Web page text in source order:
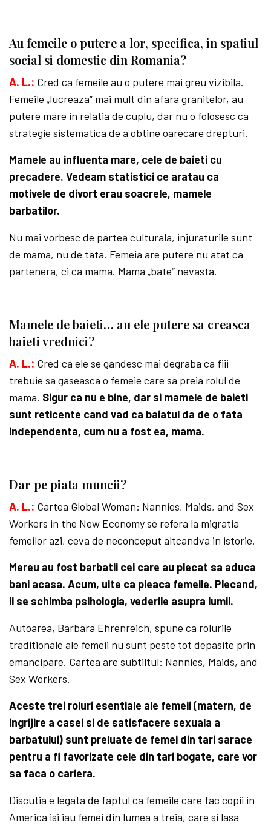
Au femeile o putere a lor, specifica, in spatiul
social si domestic din Romania?
A. L.: Cred ca femeile au o putere mai greu vizibila.
Femeile „lucreaza“ mai mult din afara granitelor, au
putere mare in relatia de cuplu, dar nu o folosesc ca
strategie sistematica de a obtine oarecare drepturi.
Mamele au influenta mare, cele de baieti cu
precadere. Vedeam statistici ce aratau ca
motivele de divort erau soacrele, mamele
barbatilor.
Nu mai vorbesc de partea culturala, injuraturile sunt
de mama, nu de tata. Femeia are putere nu atat ca
partenera, ci ca mama. Mama „bate“ nevasta.
Mamele de baieti… au ele putere sa creasca
baieti vrednici?
A. L.: Cred ca ele se gandesc mai degraba ca fiii
trebuie sa gaseasca o femeie care sa preia rolul de
mama. Sigur ca nu e bine, dar si mamele de baieti
sunt reticente cand vad ca baiatul da de o fata
independenta, cum nu a fost ea, mama.
Dar pe piata muncii?
A. L.: Cartea Global Woman: Nannies, Maids, and Sex
Workers in the New Economy se refera la migratia
femeilor azi, ceva de neconceput altcandva in istorie.
Mereu au fost barbatii cei care au plecat sa aduca
bani acasa. Acum, uite ca pleaca femeile. Plecand,
li se schimba psihologia, vederile asupra lumii.
Autoarea, Barbara Ehrenreich, spune ca rolurile
traditionale ale femeii nu sunt peste tot depasite prin
emancipare. Cartea are subtiltul: Nannies, Maids, and
Sex Workers.
Aceste trei roluri esentiale ale femeii (matern, de
ingrijire a casei si de satisfacere sexuala a
barbatului) sunt preluate de femei din tari sarace
pentru a fi favorizate cele din tari bogate, care vor
sa faca o cariera.
Discutia e legata de faptul ca femeile care fac copii in
America isi iau femei din lumea a treia, care si lasa